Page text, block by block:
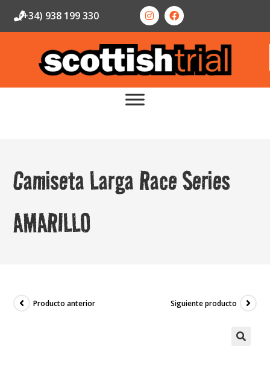
(+34) 938 199 330
Camiseta Larga Race Series
AMARILLO
Producto anterior Siguiente producto